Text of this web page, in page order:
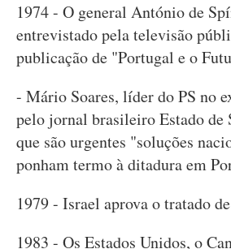
1974 - O general António de
entrevistado pela televisão
publicação de "Portugal e o
- Mário Soares, líder do PS no
pelo jornal brasileiro Estado de
que são urgentes "soluções
ponham termo à ditadura em
1979 - Israel aprova o tratado
1983 - Os Estados Unidos, o